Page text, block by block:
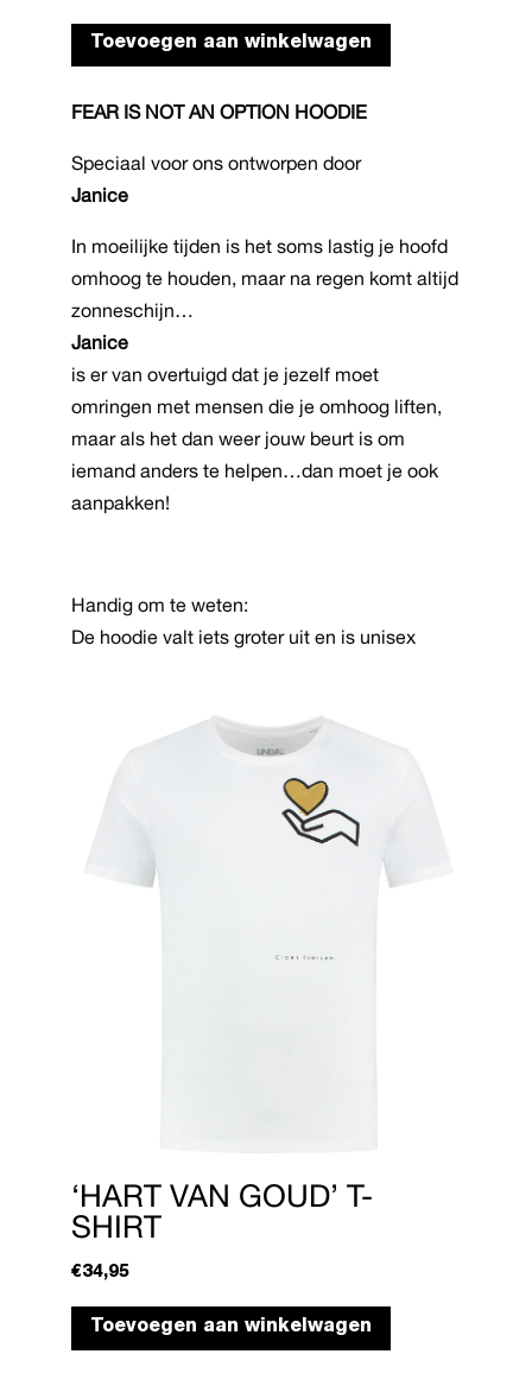
Toevoegen aan winkelwagen
Dit
kan
gekozen
productpagina
FEAR IS NOT AN OPTION HOODIE
Speciaal voor ons ontworpen door
Janice
In moeilijke tijden is het soms lastig je hoofd
omhoog te houden, maar na regen komt altijd
zonneschijn…
Janice
is er van overtuigd dat je jezelf moet
omringen met mensen die je omhoog liften,
maar als het dan weer jouw beurt is om
iemand anders te helpen…dan moet je ook
aanpakken!
Handig om te weten:
De hoodie valt iets groter uit en is unisex
‘HART VAN GOUD’ T-
SHIRT
€34,95
Toevoegen aan winkelwagen
Dit